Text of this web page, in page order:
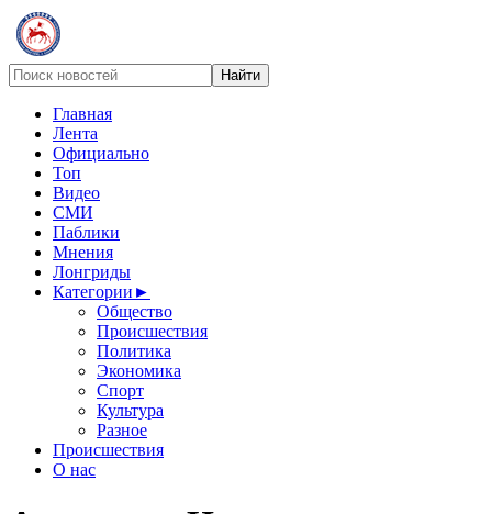
Главная
Лента
Официально
Топ
Видео
СМИ
Паблики
Мнения
Лонгриды
Категории ►
Общество
Происшествия
Политика
Экономика
Спорт
Культура
Разное
Происшествия
О нас